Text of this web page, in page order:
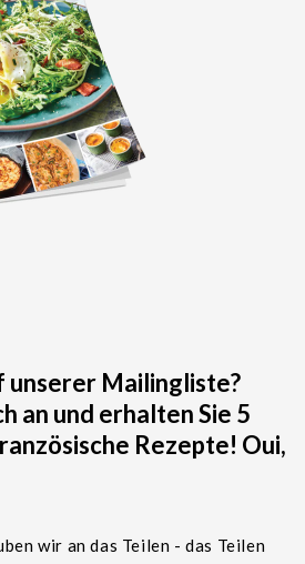
unserer Mailingliste?
an und erhalten Sie 5
Rezepte! Oui,
wir an das Teilen - das Teilen